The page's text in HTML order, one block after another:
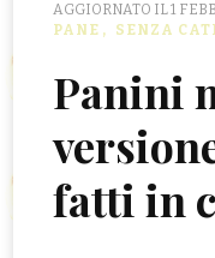
AGGIORNATO IL1
PANE
SENZA
Panini
fatti in